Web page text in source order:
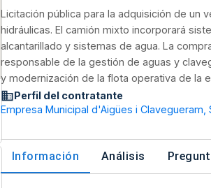
Licitación pública para la adquisición de un
hidráulicas. El camión mixto incorporará
alcantarillado y sistemas de agua. La
responsable de la gestión de aguas y
y modernización de la flota operativa de la
Perfil del contratante
Empresa Municipal d'Aigües i Clavegueram,
Información Análisis